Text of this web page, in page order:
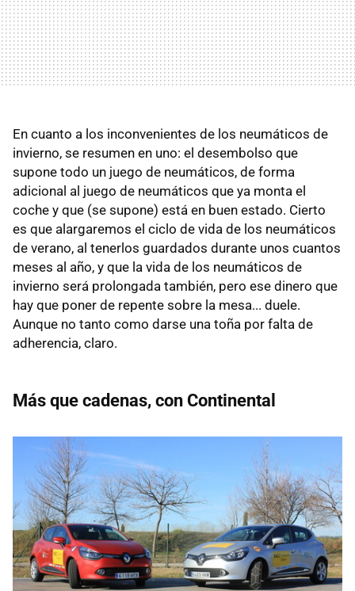
En cuanto a los inconvenientes de los neumáticos de
invierno, se resumen en uno: el desembolso que
supone todo un juego de neumáticos, de forma
adicional al juego de neumáticos que ya monta el
coche y que (se supone) está en buen estado. Cierto
es que alargaremos el ciclo de vida de los neumáticos
de verano, al tenerlos guardados durante unos cuantos
meses al año, y que la vida de los neumáticos de
invierno será prolongada también, pero ese dinero que
hay que poner de repente sobre la mesa... duele.
Aunque no tanto como darse una toña por falta de
adherencia, claro.
Más que cadenas, con Continental